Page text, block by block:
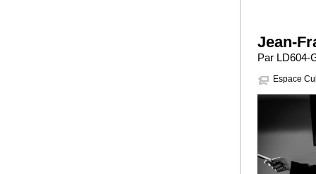
Jean-
Par LD604-
Espace